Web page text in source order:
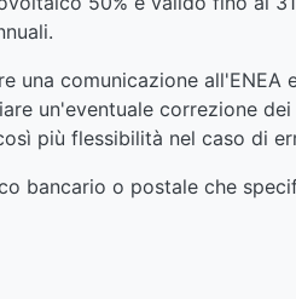
una comunicazione all'ENEA
un'eventuale correzione
più flessibilità nel caso di
bancario o postale che